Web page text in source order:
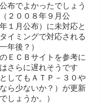
布でよかったでしょう
２００８年９月公
１月公布）に未対応と
イミングで対応される
年後？）
ＥＣＢサイトを参考に
さらに遅れそうです
してもＡＴＰ－３０や
ら少ないか？）が更新
しょうか。）